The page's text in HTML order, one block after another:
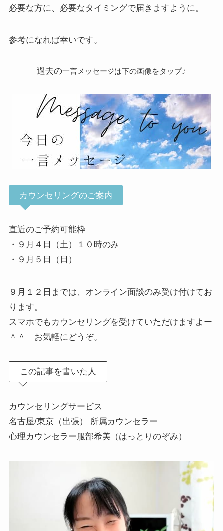
必要な方に、必要なタイミングで届きますように。
参考になれば幸いです。
過去の一言メッセージは下の画像をタップ♪
カウンセリングのご案内
直近のご予約可能枠
・９月４日（土）１０時のみ
・９月５日（日）
９月１２日までは、オンライン面談のみ受け付けてお
ります。
スマホでもカウンセリングを受けていただけますよー
＾＾ お気軽にどうぞ。
この記事を書いた人
カウンセリングサービス
名古屋/東京（出張） 所属カウンセラー
心理カウンセラー服部希美（はっとりのぞみ）